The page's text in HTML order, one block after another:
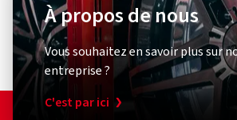
À propos de nous
Vous souhaitez en savoir plus sur
entreprise ?
C'est par ici